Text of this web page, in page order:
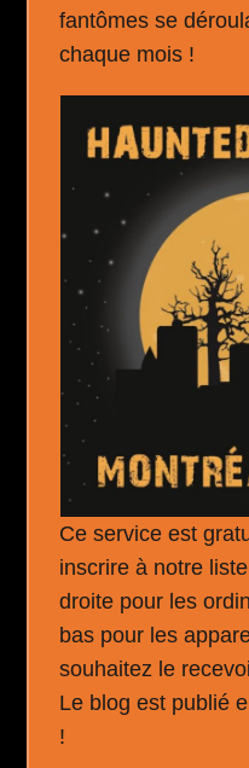
fantômes se
chaque mois !
Ce service est
inscrire à notre
droite pour les
bas pour les
souhaitez le
Le blog est publié
!